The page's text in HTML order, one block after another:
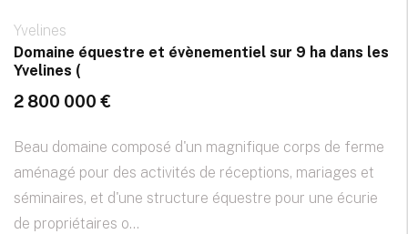
Yvelines
Domaine équestre et évènementiel sur 9 ha dans les
Yvelines (
2 800 000 €
Beau domaine composé d'un magnifique corps de ferme
aménagé pour des activités de réceptions, mariages et
séminaires, et d'une structure équestre pour une écurie
de propriétaires o...